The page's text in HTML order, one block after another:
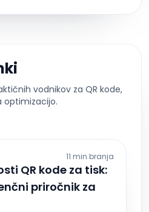
vodnikov za QR kode,
optimizacijo.
11 min branja
QR kode za tisk:
priročnik za